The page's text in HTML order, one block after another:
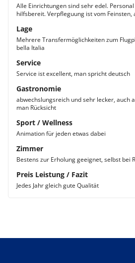
Alle Einrichtungen sind sehr edel.
hilfsbereit. Verpfleguung ist vom Feinsten,
Lage
Mehrere Transfermöglichkeiten zum
bella Italia
Service
Service ist excellent, man spricht deutsch
Gastronomie
abwechslungsreich und sehr lecker, auch
man Rücksicht
Sport / Wellness
Animation für jeden etwas dabei
Zimmer
Bestens zur Erholung geeignet, selbst bei
Preis Leistung / Fazit
Jedes Jahr gleich gute Qualität